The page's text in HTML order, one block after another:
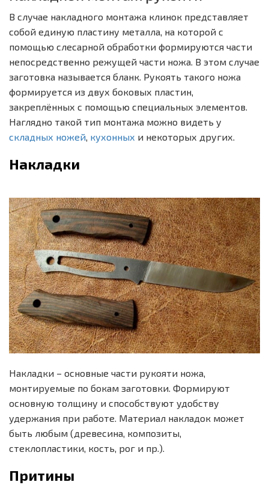
В случае накладного монтажа клинок представляет
собой единую пластину металла, на которой с
помощью слесарной обработки формируются части
непосредственно режущей части ножа. В этом случае
заготовка называется бланк. Рукоять такого ножа
формируется из двух боковых пластин,
закреплённых с помощью специальных элементов.
Наглядно такой тип монтажа можно видеть у
складных ножей кухонных и некоторых других.
Накладки
Накладки – основные части рукояти ножа,
монтируемые по бокам заготовки. Формируют
основную толщину и способствуют удобству
удержания при работе. Материал накладок может
быть любым (древесина, композиты,
стеклопластики, кость, рог и пр.).
Притины